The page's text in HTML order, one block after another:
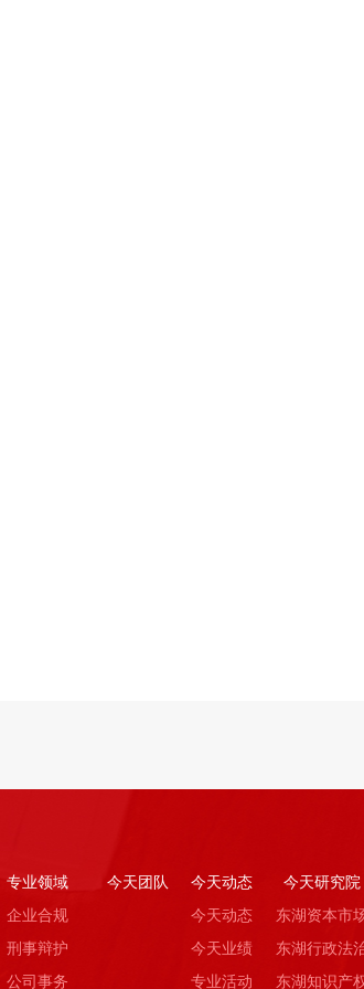
专业领域
企业合规
刑事辩护
公司事务
今天团队
今天动态
今天动态
今天业绩
专业活动
今天研究院
东湖资本市
东湖行政法
东湖知识产